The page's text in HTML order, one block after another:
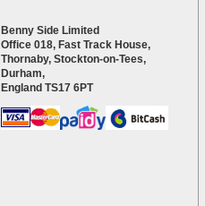
Benny Side Limited
Office 018, Fast Track House,
Thornaby, Stockton-on-Tees,
Durham,
England TS17 6PT